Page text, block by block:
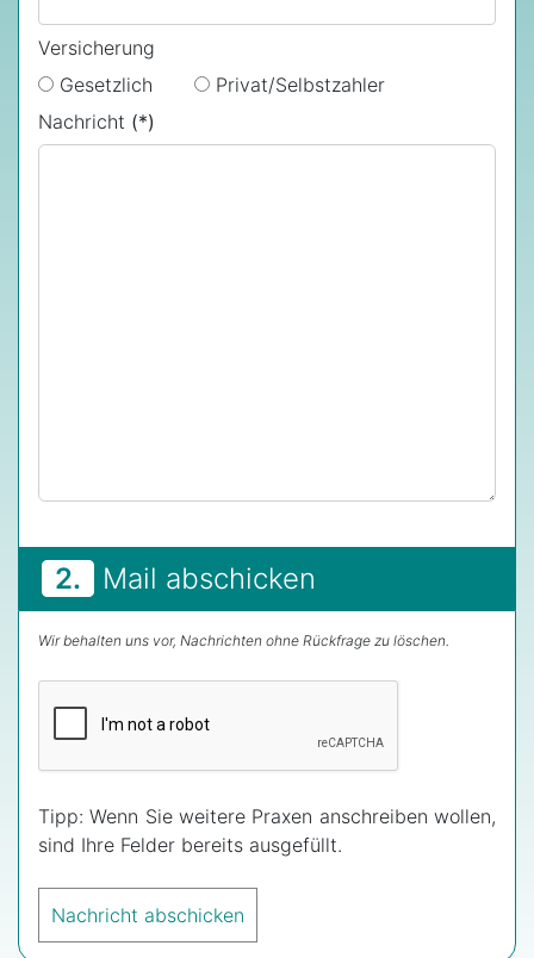
Versicherung
Gesetzlich
Privat/Selbstzahler
Nachricht (*)
2. Mail abschicken
Wir behalten uns vor, Nachrichten ohne Rückfrage zu löschen.
Tipp: Wenn Sie weitere Praxen anschreiben wollen,
sind Ihre Felder bereits ausgefüllt.
Nachricht abschicken